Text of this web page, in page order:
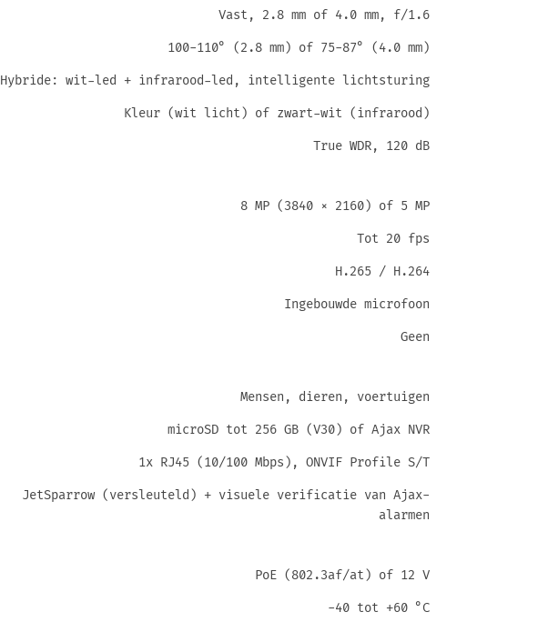
Vast, 2.8 mm of 4.0 mm, f/1.6
100-110° (2.8 mm) of 75-87° (4.0 mm)
Hybride: wit-led + infrarood-led, intelligente lichtsturing
Kleur (wit licht) of zwart-wit (infrarood)
True WDR, 120 dB
8 MP (3840 × 2160) of 5 MP
Tot 20 fps
H.265 / H.264
Ingebouwde microfoon
Geen
Mensen, dieren, voertuigen
microSD tot 256 GB (V30) of Ajax NVR
1x RJ45 (10/100 Mbps), ONVIF Profile S/T
JetSparrow (versleuteld) + visuele verificatie van Ajax-
alarmen
PoE (802.3af/at) of 12 V
-40 tot +60 °C